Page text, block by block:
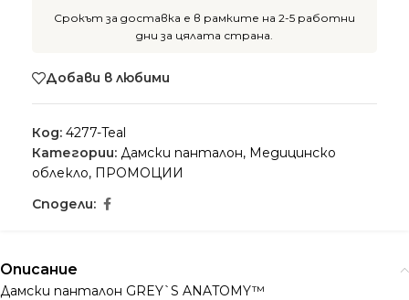
Срокът за доставка е в рамките на 2-5 работни
дни за цялата страна.
Добави в любими
Код: 4277-Teal
Категории: Дамски панталон, Медицинско
облекло, ПРОМОЦИИ
Сподели:
Описание
Дамски панталон GREY`S ANATOMY™